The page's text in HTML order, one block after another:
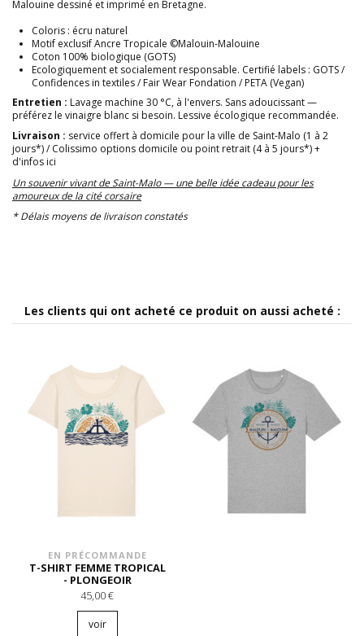
Malouine dessiné et imprimé en Bretagne.
Coloris : écru naturel
Motif exclusif Ancre Tropicale ©Malouin-Malouine
Coton 100% biologique (GOTS)
Ecologiquement et socialement responsable. Certifié labels : GOTS /
Confidences in textiles / Fair Wear Fondation / PETA (Vegan)
Entretien : Lavage machine 30 °C, à l'envers. Sans adoucissant —
préférez le vinaigre blanc si besoin. Lessive écologique recommandée.
Livraison : service offert à domicile pour la ville de Saint-Malo (1 à 2
jours*) / Colissimo options domicile ou point retrait (4 à 5 jours*)+
d'infos ici
Un souvenir vivant de Saint-Malo — une belle idée cadeau pour les
amoureux de la cité corsaire
* Délais moyens de livraison constatés
Les clients qui ont acheté ce produit on aussi acheté :
EN PRÉCOMMANDE
T-SHIRT FEMME TROPICAL
- PLONGEOIR
45,00 €
voir